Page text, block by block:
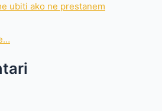
ubiti ako ne prestanem